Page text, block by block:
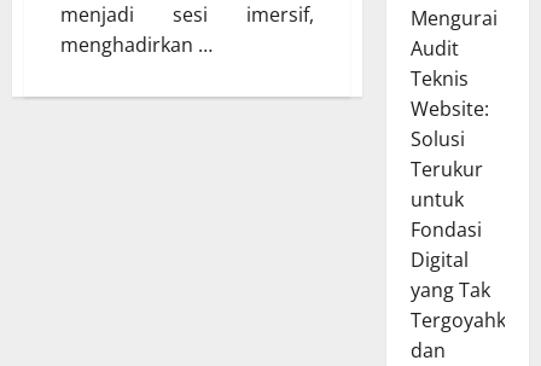
menjadi sesi imersif,
menghadirkan …
Mengurai
Audit
Teknis
Website:
Solusi
Terukur
untuk
Fondasi
Digital
yang Tak
Tergoyahkan
dan